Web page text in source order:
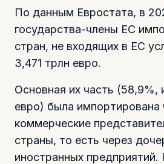
По данным Евростата, в
государства-члены ЕС
стран, не входящих в ЕС
3,471 трлн евро.
Основная их часть (58,9%,
евро) была импортирована
коммерческие
страны, то есть через
иностранных предприятий.